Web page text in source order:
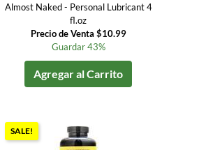
Almost Naked - Personal Lubricant 4
fl.oz
Precio de Venta $10.99
Guardar 43%
Agregar al Carrito
SALE!